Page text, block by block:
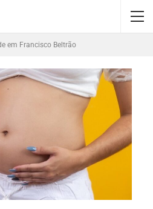
em Francisco Beltrão